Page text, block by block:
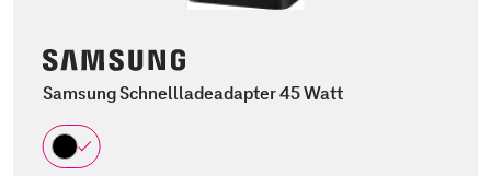
Samsung Schnellladeadapter 45 Watt